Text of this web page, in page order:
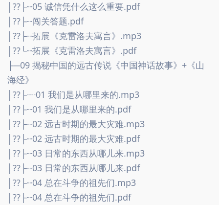
│??├┈05 诚信凭什么这么重要.pdf
│??├┈闯关答题.pdf
│??├┈拓展《克雷洛夫寓言》.mp3
│??└┈拓展《克雷洛夫寓言》.pdf
├─09 揭秘中国的远古传说《中国神话故事》+《山
海经》
│??├┈01 我们是从哪里来的.mp3
│??├┈01 我们是从哪里来的.pdf
│??├┈02 远古时期的最大灾难.mp3
│??├┈02 远古时期的最大灾难.pdf
│??├┈03 日常的东西从哪儿来.mp3
│??├┈03 日常的东西从哪儿来.pdf
│??├┈04 总在斗争的祖先们.mp3
│??├┈04 总在斗争的祖先们.pdf